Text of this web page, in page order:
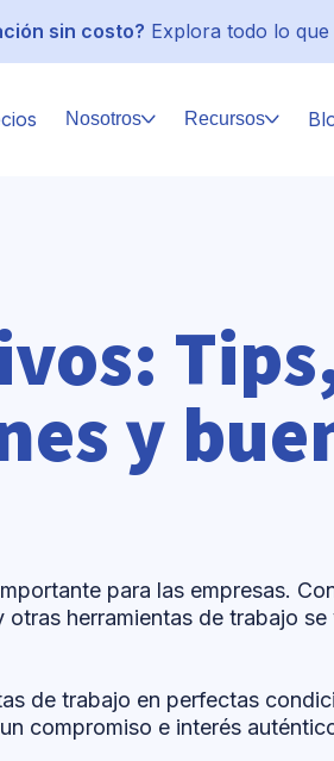
sin costo? Explora todo lo
Nosotros Recursos
y
para las empresas.
herramientas de trabajo
de trabajo en perfectas
compromiso e interés